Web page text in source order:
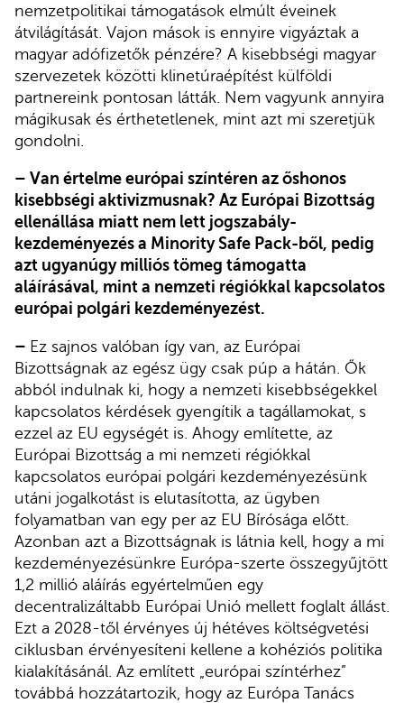
nemzetpolitikai támogatások elmúlt éveinek
átvilágítását. Vajon mások is ennyire vigyáztak a
magyar adófizetők pénzére? A kisebbségi magyar
szervezetek közötti klinetúraépítést külföldi
partnereink pontosan látták. Nem vagyunk annyira
mágikusak és érthetetlenek, mint azt mi szeretjük
gondolni.
– Van értelme európai színtéren az őshonos
kisebbségi aktivizmusnak? Az Európai Bizottság
ellenállása miatt nem lett jogszabály-
kezdeményezés a Minority Safe Pack-ből, pedig
azt ugyanúgy milliós tömeg támogatta
aláírásával, mint a nemzeti régiókkal kapcsolatos
európai polgári kezdeményezést.
– Ez sajnos valóban így van, az Európai
Bizottságnak az egész ügy csak púp a hátán. Ők
abból indulnak ki, hogy a nemzeti kisebbségekkel
kapcsolatos kérdések gyengítik a tagállamokat, s
ezzel az EU egységét is. Ahogy említette, az
Európai Bizottság a mi nemzeti régiókkal
kapcsolatos európai polgári kezdeményezésünk
utáni jogalkotást is elutasította, az ügyben
folyamatban van egy per az EU Bírósága előtt.
Azonban azt a Bizottságnak is látnia kell, hogy a mi
kezdeményezésünkre Európa-szerte összegyűjtött
1,2 millió aláírás egyértelműen egy
decentralizáltabb Európai Unió mellett foglalt állást.
Ezt a 2028-től érvényes új hétéves költségvetési
ciklusban érvényesíteni kellene a kohéziós politika
kialakításánál. Az említett „európai színtérhez”
továbbá hozzátartozik, hogy az Európa Tanács